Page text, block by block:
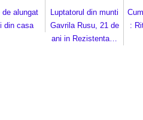
de alungat
din casa
Luptatorul din munti
Gavrila Rusu, 21 de
ani in Rezistenta…
: